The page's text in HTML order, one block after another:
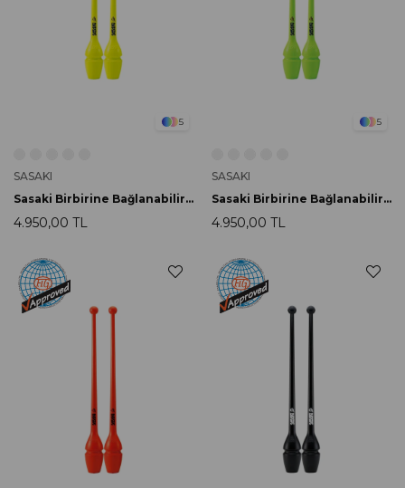
5
SASAKI
Sasaki Birbirine Bağlanabilir Labut 40.5cm M-34JKH-F LMY
4.950,00 TL
5
SASAKI
Sasaki Birbirine Bağlanabilir Labut 40.5cm M-34JKH-F LMG
4.950,00 TL